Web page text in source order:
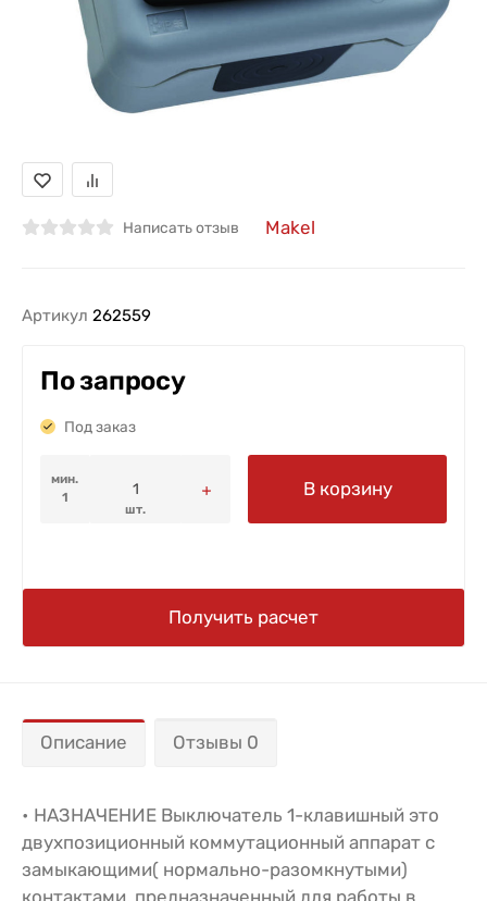
Написать отзыв Makel
Артикул 262559
По запросу
Под заказ
мин.
1
шт.
В корзину
Получить расчет
Описание Отзывы 0
• НАЗНАЧЕНИЕ Выключатель 1-клавишный это
двухпозиционный коммутационный аппарат с
замыкающими( нормально-разомкнутыми)
контактами, предназначенный для работы в